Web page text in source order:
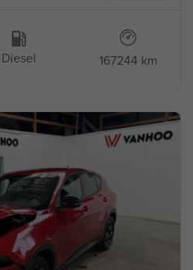
Diesel 167244 km